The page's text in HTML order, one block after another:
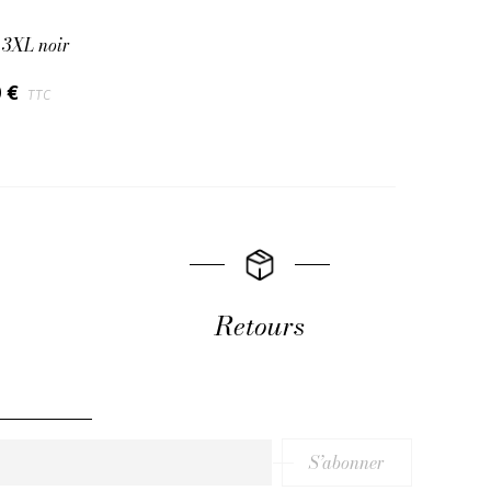
3XL noir
€ TTC
S’abonner
Retours